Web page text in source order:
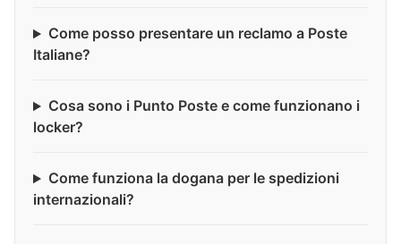
Come posso presentare un reclamo a Poste
Italiane?
Cosa sono i Punto Poste e come funzionano i
locker?
Come funziona la dogana per le spedizioni
internazionali?